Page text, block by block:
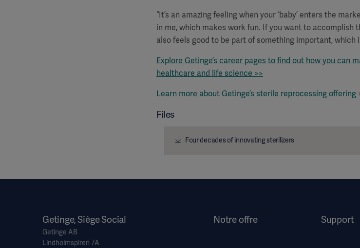
“It’s an amazing feeling when your ‘baby’ enters the
in me, which makes work fun. If you want to accomplish
also feels good to be part of something important, which
Explore Getinge’s career pages to find out how you can
healthcare and life science >>
Learn more about Getinge’s sterile reprocessing offering
Files
Four decades of innovating sterilizers
Getinge, Siège Social
Getinge AB
Lindholmspiren 7A
Notre offre Support